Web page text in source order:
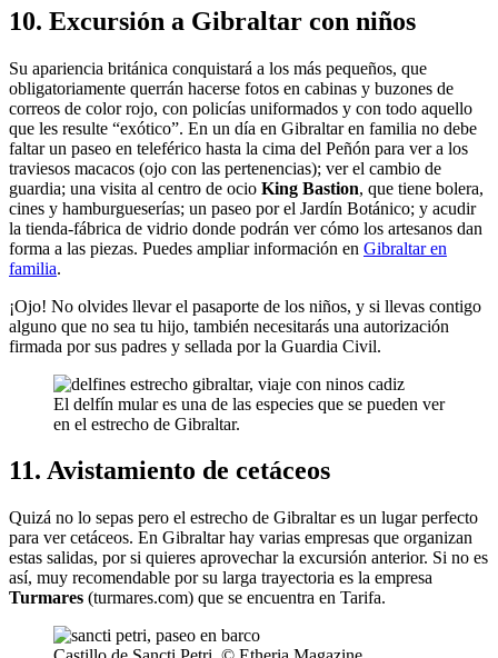
10. Excursión a Gibraltar con niños
Su apariencia británica conquistará a los más pequeños, que
obligatoriamente querrán hacerse fotos en cabinas y buzones de
correos de color rojo, con policías uniformados y con todo aquello
que les resulte “exótico”. En un día en Gibraltar en familia no debe
faltar un paseo en teleférico hasta la cima del Peñón para ver a los
traviesos macacos (ojo con las pertenencias); ver el cambio de
guardia; una visita al centro de ocio King Bastion, que tiene bolera,
cines y hamburgueserías; un paseo por el Jardín Botánico; y acudir
la tienda-fábrica de vidrio donde podrán ver cómo los artesanos dan
forma a las piezas. Puedes ampliar información en Gibraltar en
familia.
¡Ojo! No olvides llevar el pasaporte de los niños, y si llevas contigo
alguno que no sea tu hijo, también necesitarás una autorización
firmada por sus padres y sellada por la Guardia Civil.
El delfín mular es una de las especies que se pueden ver
en el estrecho de Gibraltar.
11. Avistamiento de cetáceos
Quizá no lo sepas pero el estrecho de Gibraltar es un lugar perfecto
para ver cetáceos. En Gibraltar hay varias empresas que organizan
estas salidas, por si quieres aprovechar la excursión anterior. Si no es
así, muy recomendable por su larga trayectoria es la empresa
Turmares (turmares.com) que se encuentra en Tarifa.